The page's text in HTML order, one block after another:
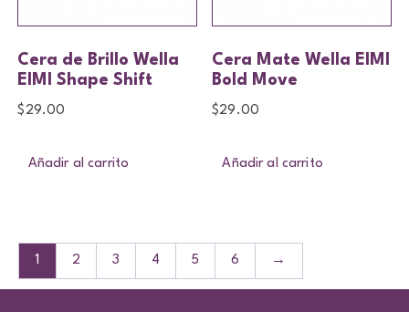
Cera de Brillo Wella
EIMI Shape Shift
$ 29.00
Añadir al carrito
Cera Mate Wella EIMI
Bold Move
$29.00
Añadir al carrito
1 2 3 4 5 6 →